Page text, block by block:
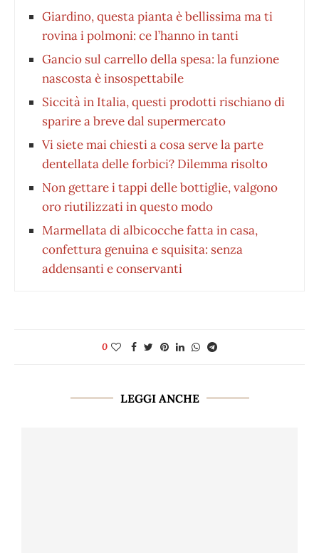
Giardino, questa pianta è bellissima ma ti
rovina i polmoni: ce l’hanno in tanti
Gancio sul carrello della spesa: la funzione
nascosta è insospettabile
Siccità in Italia, questi prodotti rischiano di
sparire a breve dal supermercato
Vi siete mai chiesti a cosa serve la parte
dentellata delle forbici? Dilemma risolto
Non gettare i tappi delle bottiglie, valgono
oro riutilizzati in questo modo
Marmellata di albicocche fatta in casa,
confettura genuina e squisita: senza
addensanti e conservanti
0
LEGGI ANCHE